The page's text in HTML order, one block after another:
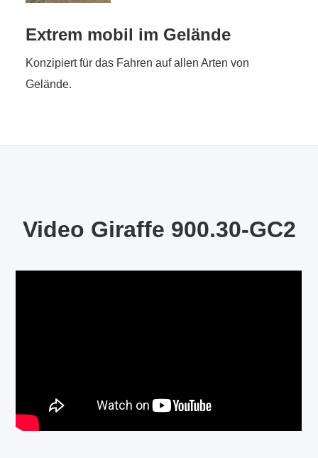
Extrem mobil im Gelände
Konzipiert für das Fahren auf allen Arten von
Gelände.
Video Giraffe 900.30-GC2